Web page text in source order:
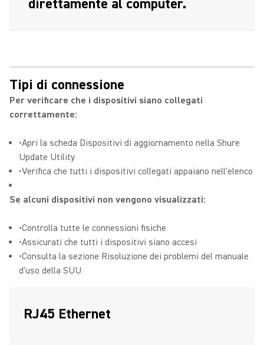
direttamente al computer.
Tipi di connessione
Per verificare che i dispositivi siano collegati
correttamente:
•Apri la scheda Dispositivi di aggiornamento nella Shure
Update Utility
•Verifica che tutti i dispositivi collegati appaiano nell'elenco
Se alcuni dispositivi non vengono visualizzati:
•Controlla tutte le connessioni fisiche
•Assicurati che tutti i dispositivi siano accesi
•Consulta la sezione Risoluzione dei problemi del manuale
d'uso della SUU
RJ45 Ethernet